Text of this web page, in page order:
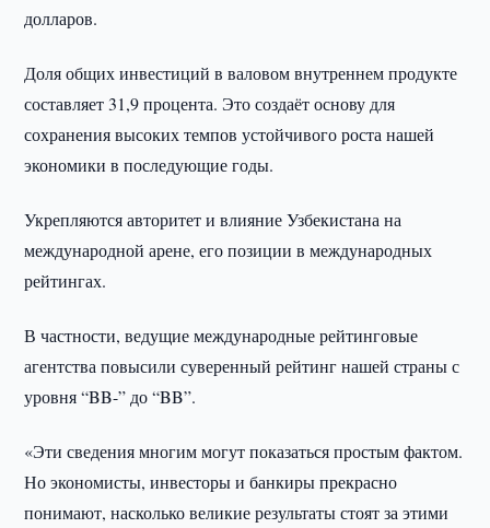
долларов.
Доля общих инвестиций в валовом внутреннем продукте
составляет 31,9 процента. Это создаёт основу для
сохранения высоких темпов устойчивого роста нашей
экономики в последующие годы.
Укрепляются авторитет и влияние Узбекистана на
международной арене, его позиции в международных
рейтингах.
В частности, ведущие международные рейтинговые
агентства повысили суверенный рейтинг нашей страны с
уровня “BB-” до “BB”.
«Эти сведения многим могут показаться простым фактом.
Но экономисты, инвесторы и банкиры прекрасно
понимают, насколько великие результаты стоят за этими